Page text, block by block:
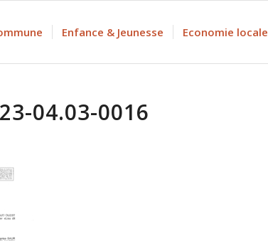
Enfance & Jeunesse Economie locale
04.03-0016